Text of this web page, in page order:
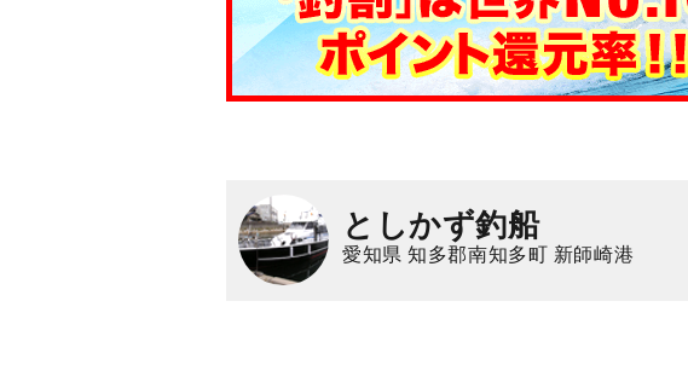
としかず釣船
愛知県 知多郡南知多町 新師崎港